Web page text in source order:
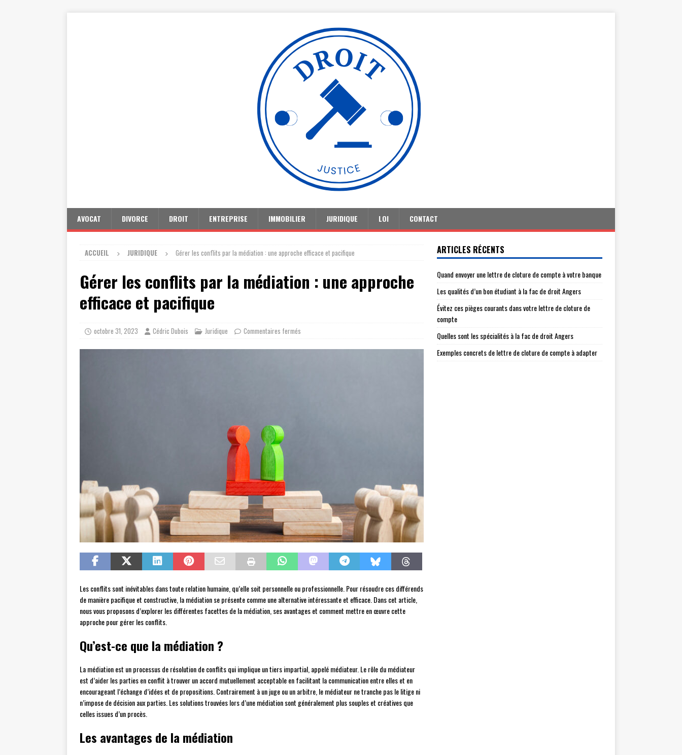
AVOCAT DIVORCE DROIT ENTREPRISE IMMOBILIER JURIDIQUE LOI CONTACT
ACCUEIL JURIDIQUE Gérer les conflits par la médiation : une approche efficace et pacifique
Gérer les conflits par la médiation : une approche
efficace et pacifique
octobre 31, 2023 Cédric Dubois Juridique Commentaires fermés
Les conflits sont inévitables dans toute relation humaine, qu’elle soit personnelle ou professionnelle. Pour résoudre ces différends
de manière pacifique et constructive, la médiation se présente comme une alternative intéressante et efficace. Dans cet article,
nous vous proposons d’explorer les différentes facettes de la médiation, ses avantages et comment mettre en œuvre cette
approche pour gérer les conflits.
Qu’est-ce que la médiation ?
La médiation est un processus de résolution de conflits qui implique un tiers impartial, appelé médiateur. Le rôle du médiateur
est d’aider les parties en conflit à trouver un accord mutuellement acceptable en facilitant la communication entre elles et en
encourageant l’échange d’idées et de propositions. Contrairement à un juge ou un arbitre, le médiateur ne tranche pas le litige ni
n’impose de décision aux parties. Les solutions trouvées lors d’une médiation sont généralement plus souples et créatives que
celles issues d’un procès.
Les avantages de la médiation
ARTICLES RÉCENTS
Quand envoyer une lettre de cloture de compte à votre banque
Les qualités d’un bon étudiant à la fac de droit Angers
Évitez ces pièges courants dans votre lettre de cloture de
compte
Quelles sont les spécialités à la fac de droit Angers
Exemples concrets de lettre de cloture de compte à adapter